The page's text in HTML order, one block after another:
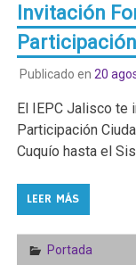
Invitación
Publicado en 20
El IEPC Jalisco te
Participación
Cuquío hasta el
LEER MÁS
Portada